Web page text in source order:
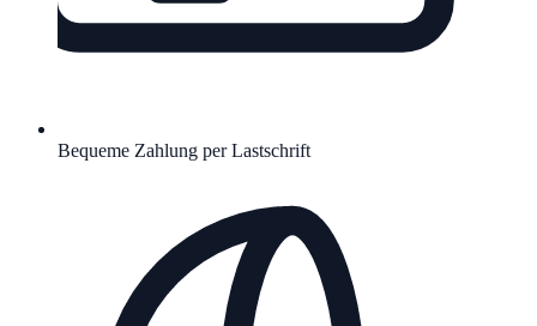
Bequeme Zahlung per Lastschrift